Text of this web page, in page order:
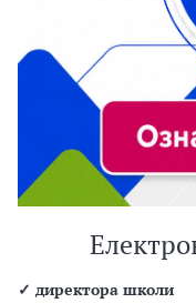
✓ директора школи